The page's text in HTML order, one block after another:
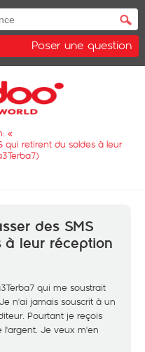
Poser une question
«
qui retirent du soldes à leur
des SMS
à leur réception
qui me soustrait
n'ai jamais souscrit à un
Pourtant je reçois
l'argent. Je veux m'en